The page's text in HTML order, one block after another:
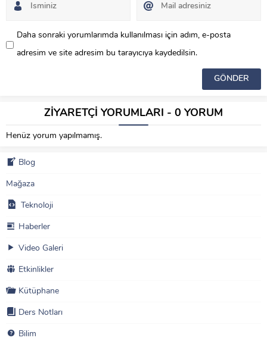
Daha sonraki yorumlarımda kullanılması için adım, e-posta
adresim ve site adresim bu tarayıcıya kaydedilsin.
ZİYARETÇİ YORUMLARI - 0 YORUM
Henüz yorum yapılmamış.
Blog
Mağaza
Teknoloji
Haberler
Video Galeri
Etkinlikler
Kütüphane
Ders Notları
Bilim